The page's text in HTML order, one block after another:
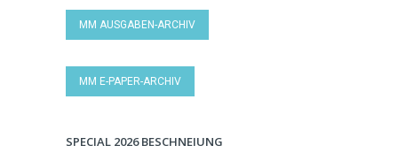
MM AUSGABEN-ARCHIV
MM E-PAPER-ARCHIV
SPECIAL 2026 BESCHNEIUNG